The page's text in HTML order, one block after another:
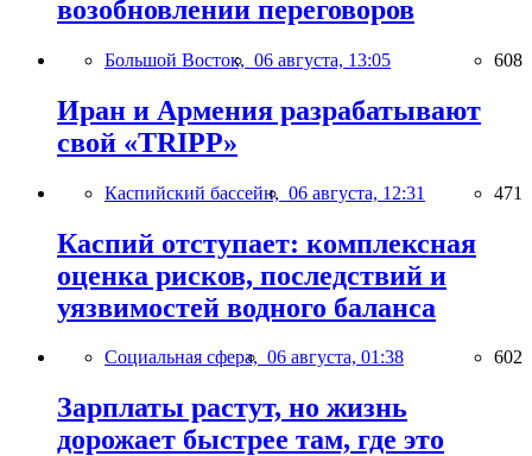
возобновлении переговоров
Большой Восток, 06 августа, 13:05 608
Иран и Армения разрабатывают
свой «TRIPP»
Каспийский бассейн, 06 августа, 12:31 471
Каспий отступает: комплексная
оценка рисков, последствий и
уязвимостей водного баланса
Социальная сфера, 06 августа, 01:38 602
Зарплаты растут, но жизнь
дорожает быстрее там, где это